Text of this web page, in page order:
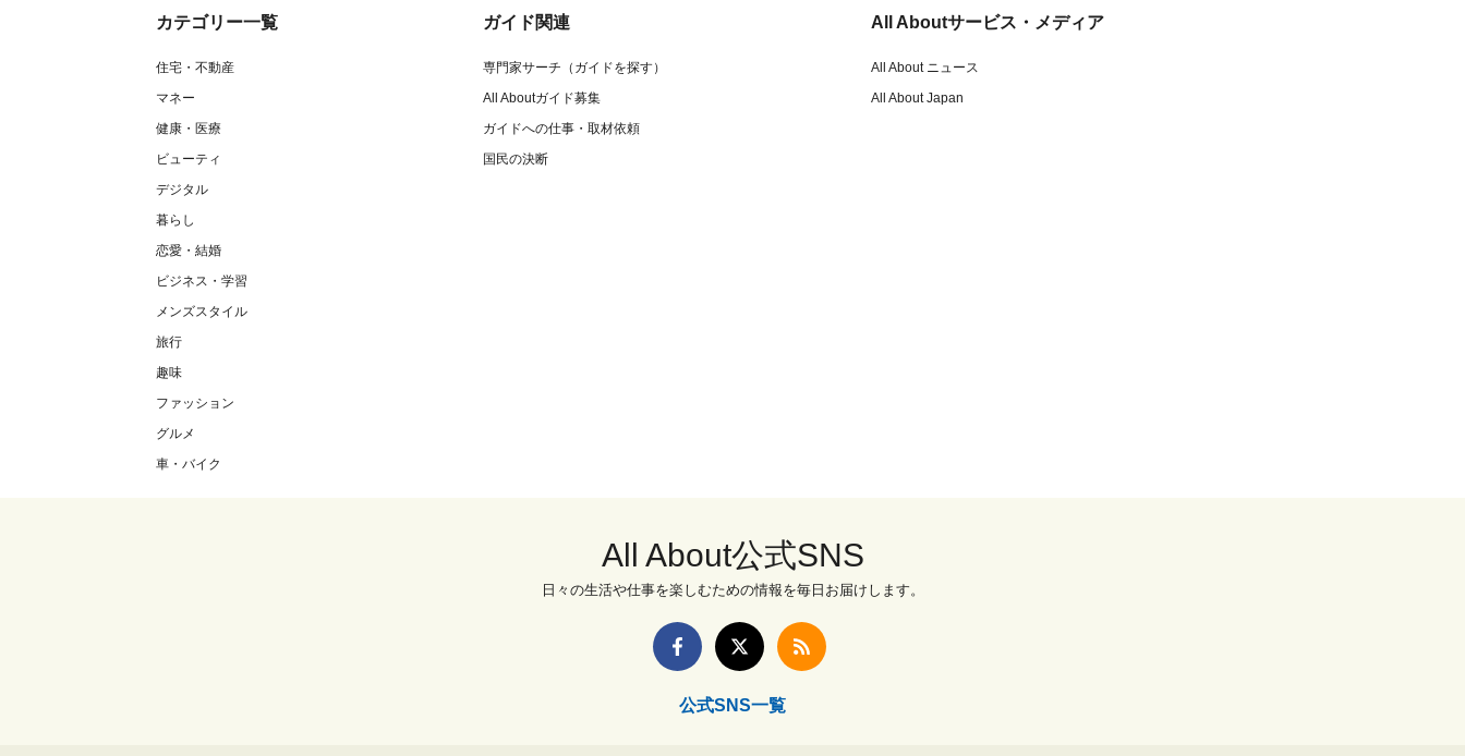
カテゴリー一覧
住宅・不動産
マネー
健康・医療
ビューティ
デジタル
暮らし
恋愛・結婚
ビジネス・学習
メンズスタイル
旅行
趣味
ファッション
グルメ
車・バイク
ガイド関連
専門家サーチ（ガイドを探す）
All Aboutガイド募集
ガイドへの仕事・取材依頼
国民の決断
All Aboutサービス・メディア
All About ニュース
All About Japan
All About公式SNS
日々の生活や仕事を楽しむための情報を毎日お届けします。
公式SNS一覧